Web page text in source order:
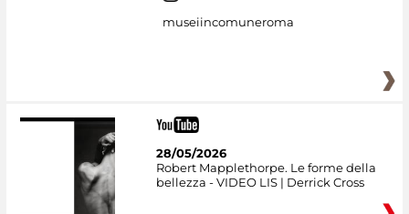
museiincomuneroma
28/05/2026
Robert Mapplethorpe. Le forme della
bellezza - VIDEO LIS | Derrick Cross